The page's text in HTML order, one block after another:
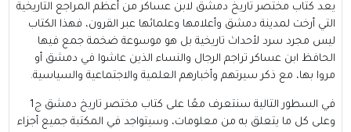
يعد كتاب مختصر تاريخ دمشق لابن عساكر من أعظم المراجع التاريخية
التي أرخت لمدينة دمشق وأعلامها وعلمائها عبر القرون، فهذا الكتاب
ليس مجرد سرد لأحداث تاريخية بل هو موسوعة ضخمة جمع فيها
الحافظ ابن عساكر تراجم الرجال والنساء الذين عاشوا في دمشق أو
مروا بها، مع ذكر سيرتهم وأخبارهم العلمية والاجتماعية والسياسية.
في السطور التالية سنتعرف معًا على كتاب مختصر تاريخ دمشق ج1
وعلى كل ما يتعلق به من معلومات، وسيتواجد في المكتبة جميع أجزاء